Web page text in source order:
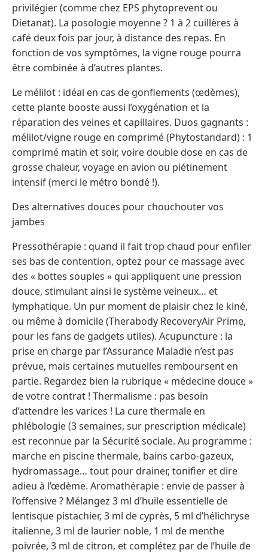
privilégier (comme chez EPS phytoprevent ou
Dietanat). La posologie moyenne ? 1 à 2 cuillères à
café deux fois par jour, à distance des repas. En
fonction de vos symptômes, la vigne rouge pourra
être combinée à d’autres plantes.
Le mélilot : idéal en cas de gonflements (œdèmes),
cette plante booste aussi l’oxygénation et la
réparation des veines et capillaires. Duos gagnants :
mélilot/vigne rouge en comprimé (Phytostandard) : 1
comprimé matin et soir, voire double dose en cas de
grosse chaleur, voyage en avion ou piétinement
intensif (merci le métro bondé !).
Des alternatives douces pour chouchouter vos
jambes
Pressothérapie : quand il fait trop chaud pour enfiler
ses bas de contention, optez pour ce massage avec
des « bottes souples » qui appliquent une pression
douce, stimulant ainsi le système veineux… et
lymphatique. Un pur moment de plaisir chez le kiné,
ou même à domicile (Therabody RecoveryAir Prime,
pour les fans de gadgets utiles). Acupuncture : la
prise en charge par l’Assurance Maladie n’est pas
prévue, mais certaines mutuelles remboursent en
partie. Regardez bien la rubrique « médecine douce »
de votre contrat ! Thermalisme : pas besoin
d’attendre les varices ! La cure thermale en
phlébologie (3 semaines, sur prescription médicale)
est reconnue par la Sécurité sociale. Au programme :
marche en piscine thermale, bains carbo-gazeux,
hydromassage… tout pour drainer, tonifier et dire
adieu à l’œdème. Aromathérapie : envie de passer à
l’offensive ? Mélangez 3 ml d’huile essentielle de
lentisque pistachier, 3 ml de cyprès, 5 ml d’hélichryse
italienne, 3 ml de laurier noble, 1 ml de menthe
poivrée, 3 ml de citron, et complétez par de l’huile de